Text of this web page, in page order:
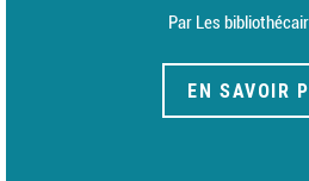
Par Les
EN SAVOIR